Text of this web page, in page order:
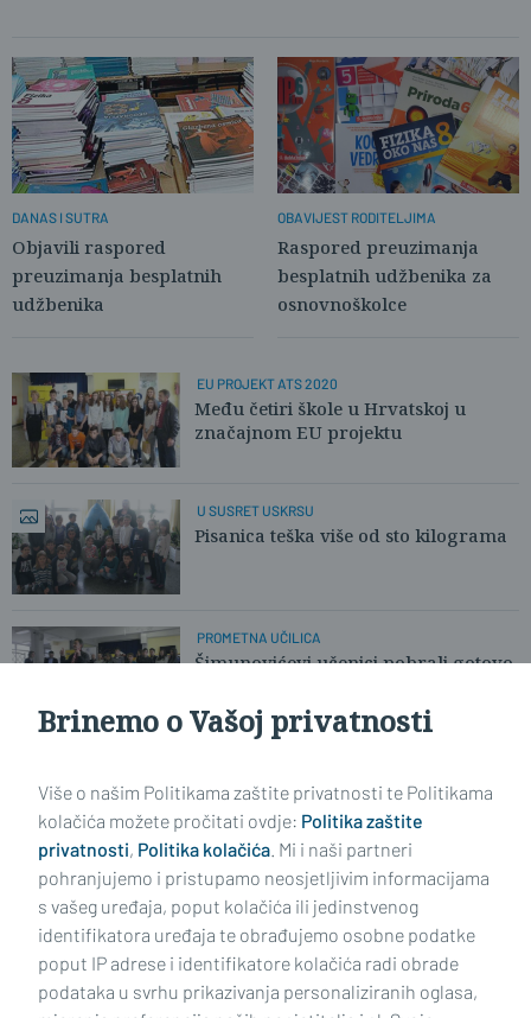
DANAS I SUTRA
Objavili raspored
preuzimanja besplatnih
udžbenika
OBAVIJEST RODITELJIMA
Raspored preuzimanja
besplatnih udžbenika za
osnovnoškolce
EU PROJEKT ATS 2020
Među četiri škole u Hrvatskoj u
značajnom EU projektu
U SUSRET USKRSU
Pisanica teška više od sto kilograma
PROMETNA UČILICA
Šimunovićevi učenici pobrali gotovo
Kad učitelji vole, a ne odrađuju, tek,
svoj posao
Brinemo o Vašoj privatnosti
Više o našim Politikama zaštite privatnosti te Politikama
kolačića možete pročitati ovdje: Politika zaštite
privatnosti, Politika kolačića. Mi i naši partneri
pohranjujemo i pristupamo neosjetljivim informacijama
s vašeg uređaja, poput kolačića ili jedinstvenog
identifikatora uređaja te obrađujemo osobne podatke
poput IP adrese i identifikatore kolačića radi obrade
podataka u svrhu prikazivanja personaliziranih oglasa,